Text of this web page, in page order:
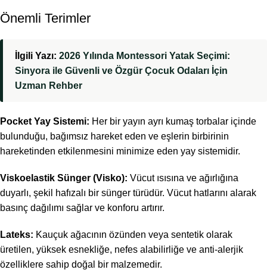
Önemli Terimler
İlgili Yazı: 2026 Yılında Montessori Yatak Seçimi:
Sinyora ile Güvenli ve Özgür Çocuk Odaları İçin
Uzman Rehber
Pocket Yay Sistemi: Her bir yayın ayrı kumaş torbalar içinde
bulunduğu, bağımsız hareket eden ve eşlerin birbirinin
hareketinden etkilenmesini minimize eden yay sistemidir.
Viskoelastik Sünger (Visko): Vücut ısısına ve ağırlığına
duyarlı, şekil hafızalı bir sünger türüdür. Vücut hatlarını alarak
basınç dağılımı sağlar ve konforu artırır.
Lateks: Kauçuk ağacının özünden veya sentetik olarak
üretilen, yüksek esnekliğe, nefes alabilirliğe ve anti-alerjik
özelliklere sahip doğal bir malzemedir.